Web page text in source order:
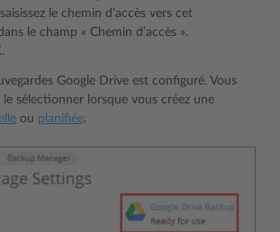
le chemin d’accès vers cet
le champ « Chemin d’accès ».
.
Google Drive est configuré. Vous
le sélectionner lorsque vous créez une
ou planifiée.